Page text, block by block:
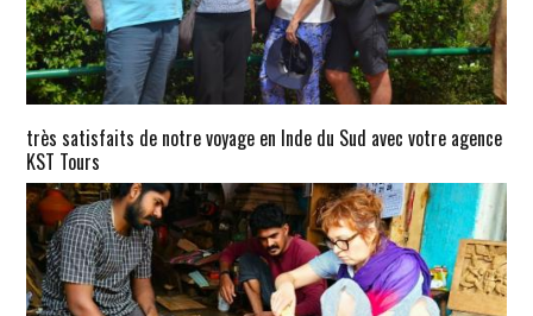
très satisfaits de notre voyage en Inde du Sud avec votre agence
KST Tours